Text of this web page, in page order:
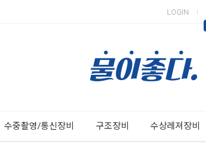
LOGIN
수중촬영/통신장비 구조장비 수상레져장비